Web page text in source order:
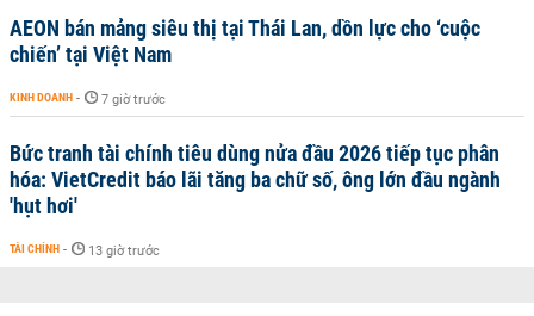
AEON bán mảng siêu thị tại Thái Lan, dồn lực cho ‘cuộc
chiến’ tại Việt Nam
KINH DOANH - 7 giờ trước
Bức tranh tài chính tiêu dùng nửa đầu 2026 tiếp tục phân
hóa: VietCredit báo lãi tăng ba chữ số, ông lớn đầu ngành
'hụt hơi'
TÀI CHÍNH - 13 giờ trước